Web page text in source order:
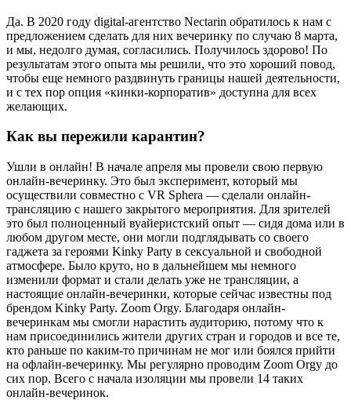
Да. В 2020 году digital-агентство Nectarin обратилось к нам с
предложением сделать для них вечеринку по случаю 8 марта,
и мы, недолго думая, согласились. Получилось здорово! По
результатам этого опыта мы решили, что это хороший повод,
чтобы еще немного раздвинуть границы нашей деятельности,
и с тех пор опция «кинки-корпоратив» доступна для всех
желающих.
Как вы пережили карантин?
Ушли в онлайн! В начале апреля мы провели свою первую
онлайн-вечеринку. Это был эксперимент, который мы
осуществили совместно с VR Sphera — сделали онлайн-
трансляцию с нашего закрытого мероприятия. Для зрителей
это был полноценный вуайеристский опыт — сидя дома или в
любом другом месте, они могли подглядывать со своего
гаджета за героями Kinky Party в сексуальной и свободной
атмосфере. Было круто, но в дальнейшем мы немного
изменили формат и стали делать уже не трансляции, а
настоящие онлайн-вечеринки, которые сейчас известны под
брендом Kinky Party. Zoom Orgy. Благодаря онлайн-
вечеринкам мы смогли нарастить аудиторию, потому что к
нам присоединились жители других стран и городов и все те,
кто раньше по каким-то причинам не мог или боялся прийти
на офлайн-вечеринку. Мы регулярно проводим Zoom Orgy до
сих пор. Всего с начала изоляции мы провели 14 таких
онлайн-вечеринок.